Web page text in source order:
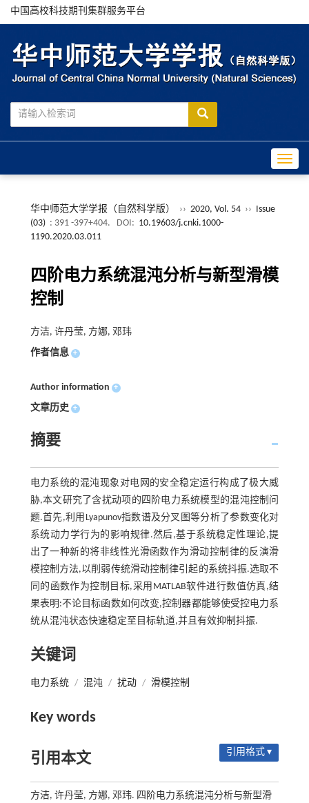
中国高校科技期刊集群服务平台
华中师范大学学报（自然科学版） ›› 2020, Vol. 54 ››
Issue
(03) : 391 -397+404. DOI: 10.19603/j.cnki.1000-
1190.2020.03.011
四阶电力系统混沌分析与新型滑模
控制
方洁, 许丹莹, 方娜, 邓玮
作者信息 +
Author information +
文章历史 +
摘要
电力系统的混沌现象对电网的安全稳定运行构成了极大威
胁,本文研究了含扰动项的四阶电力系统模型的混沌控制问
题.首先,利用Lyapunov指数谱及分叉图等分析了参数变化对
系统动力学行为的影响规律.然后,基于系统稳定性理论,提
出了一种新的将非线性光滑函数作为滑动控制律的反演滑
模控制方法,以削弱传统滑动控制律引起的系统抖振.选取不
同的函数作为控制目标,采用MATLAB软件进行数值仿真,结
果表明:不论目标函数如何改变,控制器都能够使受控电力系
统从混沌状态快速稳定至目标轨道,并且有效抑制抖振.
关键词
电力系统 / 混沌 / 扰动 / 滑模控制
Key words
引用本文 引用格式 ▾
方洁, 许丹莹, 方娜, 邓玮. 四阶电力系统混沌分析与新型滑